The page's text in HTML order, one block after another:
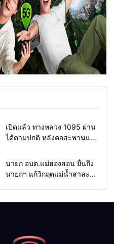
Home รอบรั้วทั่วไทย
เปิดแล้ว ทางหลวง 1095 ผ่าน
ได้ตามปกติ หลังคอสะพานแม่
แม่ฮ่องสอน สั่งเฝ้าระวัง 24
Home รอบรั้วทั่วไทย
นายก อบต.แม่ฮ่องสอน ยื่นถึง
นายกฯ แก้วิกฤตแม่น้ำสาละ